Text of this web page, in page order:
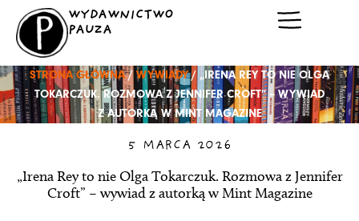
Przejdź
treści
WYDAWNICTWO
PAUZA
STRONA GŁÓWNA/ WYWIADY/ „IRENA REY TO NIE OLGA
TOKARCZUK. ROZMOWA Z JENNIFER CROFT” – WYWIAD
Z AUTORKĄ W MINT MAGAZINE
5 MARCA 2026
„Irena Rey to nie Olga Tokarczuk. Rozmowa z Jennifer
Croft” – wywiad z autorką w Mint Magazine